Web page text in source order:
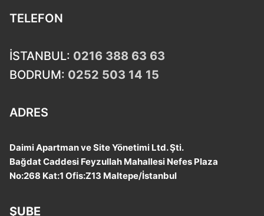
TELEFON
İSTANBUL: 0216 388 63 63
BODRUM: 0252 503 14 15
ADRES
Daimi Apartman ve Site Yönetimi Ltd. Şti.
Bağdat Caddesi Feyzullah Mahallesi Nefes Plaza
No:268 Kat:1 Ofis:Z13 Maltepe/İstanbul
ŞUBE